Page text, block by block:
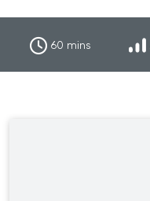
60 mins